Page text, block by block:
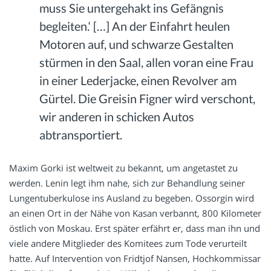
muss Sie untergehakt ins Gefängnis
begleiten.‘ […] An der Einfahrt heulen
Motoren auf, und schwarze Gestalten
stürmen in den Saal, allen voran eine Frau
in einer Lederjacke, einen Revolver am
Gürtel. Die Greisin Figner wird verschont,
wir anderen in schicken Autos
abtransportiert.
Maxim Gorki ist weltweit zu bekannt, um angetastet zu
werden. Lenin legt ihm nahe, sich zur Behandlung seiner
Lungentuberkulose ins Ausland zu begeben. Ossorgin wird
an einen Ort in der Nähe von Kasan verbannt, 800 Kilometer
östlich von Moskau. Erst später erfährt er, dass man ihn und
viele andere Mitglieder des Komitees zum Tode verurteilt
hatte. Auf Intervention von Fridtjof Nansen, Hochkommissar